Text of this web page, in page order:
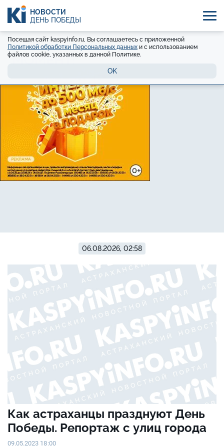
НОВОСТИ
ДЕНЬ ПОБЕДЫ
Посещая сайт kaspyinfo.ru, Вы соглашаетесь с приложенной
Политикой обработки Персональных данных и с использованием
файлов cookie, указанных в данной Политике.
OK
06.08.2026, 02:58
Как астраханцы празднуют День
Победы. Репортаж с улиц города
09.05.2023 18:00